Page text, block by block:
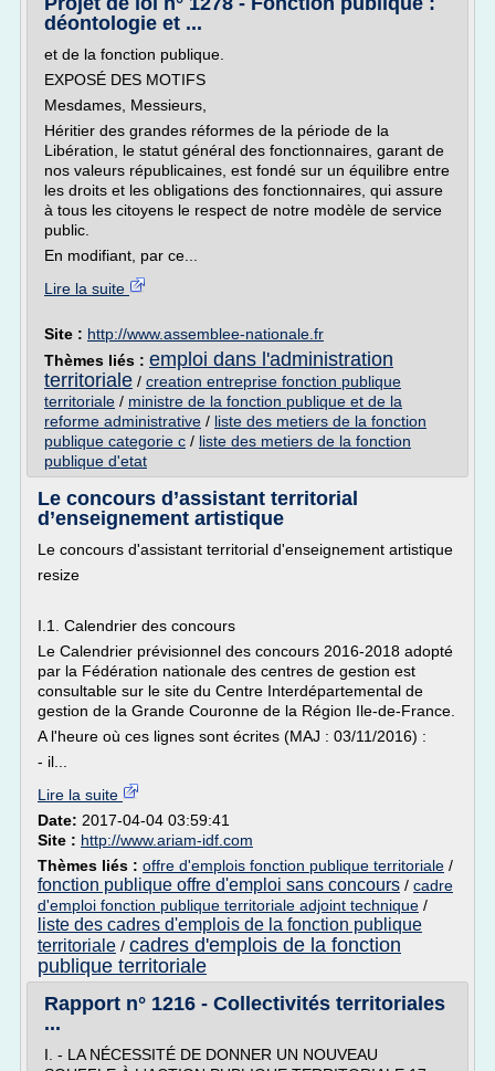
déontologie et ...
et de la fonction publique.
EXPOSÉ DES MOTIFS
Mesdames, Messieurs,
Héritier des grandes réformes de la période de la
Libération, le statut général des fonctionnaires, garant de
nos valeurs républicaines, est fondé sur un équilibre entre
les droits et les obligations des fonctionnaires, qui assure
à tous les citoyens le respect de notre modèle de service
public.
En modifiant, par ce...
Lire la suite
Site : http://www.assemblee-nationale.fr
Thèmes liés : emploi dans l'administration
territoriale / creation entreprise fonction publique
territoriale / ministre de la fonction publique et de la
reforme administrative / liste des metiers de la fonction
publique categorie c / liste des metiers de la fonction
publique d'etat
Le concours d’assistant territorial
d’enseignement artistique
Le concours d'assistant territorial d'enseignement artistique
resize
I.1. Calendrier des concours
Le Calendrier prévisionnel des concours 2016-2018 adopté
par la Fédération nationale des centres de gestion est
consultable sur le site du Centre Interdépartemental de
gestion de la Grande Couronne de la Région Ile-de-France.
A l'heure où ces lignes sont écrites (MAJ : 03/11/2016) :
- il...
Lire la suite
Date: 2017-04-04 03:59:41
Site : http://www.ariam-idf.com
Thèmes liés : offre d'emplois fonction publique territoriale /
fonction publique offre d'emploi sans concours / cadre
d'emploi fonction publique territoriale adjoint technique /
liste des cadres d'emplois de la fonction publique
territoriale / cadres d'emplois de la fonction
publique territoriale
Rapport n° 1216 - Collectivités territoriales
...
I. - LA NÉCESSITÉ DE DONNER UN NOUVEAU